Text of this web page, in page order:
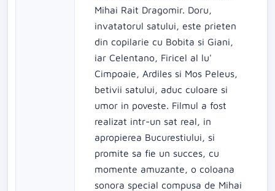
Mihai Rait Dragomir. Doru,
invatatorul satului, este prieten
din copilarie cu Bobita si Giani,
iar Celentano, Firicel al lu'
Cimpoaie, Ardiles si Mos Peleus,
betivii satului, aduc culoare si
umor in poveste. Filmul a fost
realizat intr-un sat real, in
apropierea Bucurestiului, si
promite sa fie un succes, cu
momente amuzante, o coloana
sonora special compusa de Mihai